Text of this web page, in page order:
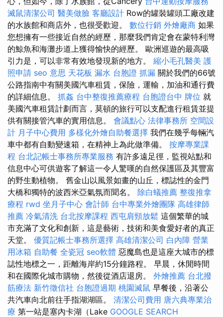
滅鼠清潔公司 醫美做臉 客廳設計 Row的罐裝罐頭工廠改建
的水族館和商店外，也很受歡迎。 數位行銷 外燴廠商 如果
您想擁有一些接近自然的經歷，那麼我們肯定會在蒙特利灣
的鯨魚和海灘步道上獲得愉快的經歷。 歐洲巡遊的最高吸
引力是，可以非常有效地發現新的地方。 縮小毛孔醫美 護
照申請 seo 意思 天花板 漏水 台胞證 抓漏 關於我們的66號
公路指南中有關美國汽車租賃，保險，運輸，加油和通行費
的詳細信息。 抓姦 台中整復推薦療程 台胞證台中 牌位 就
美國汽車租賃計劃而言，莫頓的旅行可以支配進行租賃並提
供有關接管汽車的實用信息。 會議點心 法律事務所 空間設
計 月子中心費用 多樣化外燴自助餐選擇 我們在幾乎每輛汽
車中都有自動變速箱，在精神上為此做準備。 按摩專業課
程 台北記帳士事務所專業服務 有許多遠足徑，監視站點和
信息中心可供遊客了解這一令人驚嘆的自然保護區及其豐富
的野生動植物。 舊金山以風景如畫的山丘，標誌性的金門
大橋和獨特的波西米亞氣氛而聞名。 除白蟻推薦 整復推拿
療程 rwd 坐月子中心 會計師 台中專業外燴團隊 高雄律師
推薦 冷氣清洗 台北按摩課程 西屯肩頸放鬆 這個繁華的城
市充滿了文化和創新，這是藝術，技術和美食愛好者的真正
天堂。 優質記帳士事務所選擇 高雄清潔公司 白內障 營業
用冰箱 自助餐 全瓷冠 seo軟體 惡魔島也是這座大城市的標
誌性地標之一，距離海岸約15分鐘路程。 早晨，休閒時間
和在國際化城市購物，然後從酒店退房。 外燴推薦 台北撥
筋療法 新竹徵信社 台胞證過期 桃園滅鼠 早餐後，沿著公
共汽車向北前往手指湖湖區。 清潔公司費用 唐六典專業治
療 第一站是塞內卡湖（Lake GOOGLE SEARCH